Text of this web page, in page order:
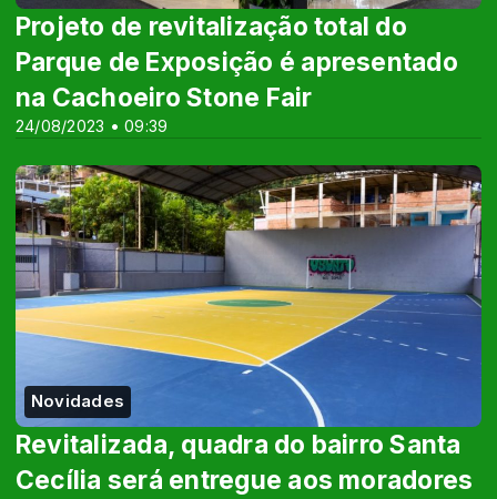
24/08/2023 • 09:39
Projeto de revitalização total do
Parque de Exposição é apresentado
na Cachoeiro Stone Fair
Novidades
Revitalizada, quadra do bairro Santa
Cecília será entregue aos moradores